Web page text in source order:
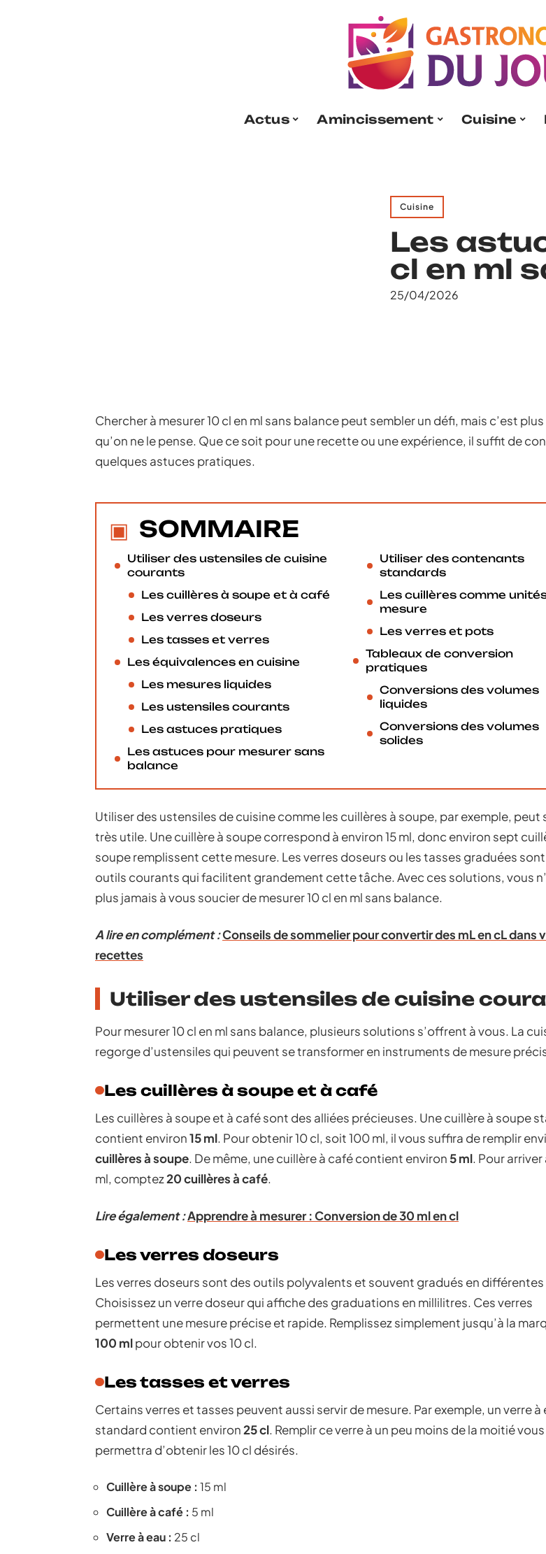
Actus Amincissement Cuisine
Cuisine
Les
cl en ml
25/04/2026
Chercher à mesurer 10 cl en ml sans balance peut sembler un défi, mais c’est
qu’on ne le pense. Que ce soit pour une recette ou une expérience, il suffit de
quelques astuces pratiques.
SOMMAIRE
Utiliser des ustensiles de cuisine
courants
Les cuillères à soupe et à café
Les verres doseurs
Les tasses et verres
Les équivalences en cuisine
Les mesures liquides
Les ustensiles courants
Les astuces pratiques
Les astuces pour mesurer sans
balance
Utiliser des contenants
standards
Les cuillères comme
mesure
Les verres et pots
Tableaux de conversion
pratiques
Conversions des volumes
liquides
Conversions des volumes
solides
Utiliser des ustensiles de cuisine comme les cuillères à soupe, par exemple, peut
très utile. Une cuillère à soupe correspond à environ 15 ml, donc environ sept
soupe remplissent cette mesure. Les verres doseurs ou les tasses graduées
outils courants qui facilitent grandement cette tâche. Avec ces solutions, vous
plus jamais à vous soucier de mesurer 10 cl en ml sans balance.
A lire en complément :Conseils de sommelier pour convertir des mL en cL dans
recettes
Utiliser des ustensiles de cuisine
Pour mesurer 10 cl en ml sans balance, plusieurs solutions s’offrent à vous. La
regorge d’ustensiles qui peuvent se transformer en instruments de mesure
Les cuillères à soupe et à café
Les cuillères à soupe et à café sont des alliées précieuses. Une cuillère à soupe
contient environ15 ml. Pour obtenir 10 cl, soit 100 ml, il vous suffira de remplir
cuillères à soupe. De même, une cuillère à café contient environ5 ml. Pour arriver
ml, comptez20 cuillères à café.
Lire également :Apprendre à mesurer : Conversion de 30 ml en cl
Les verres doseurs
Les verres doseurs sont des outils polyvalents et souvent gradués en différentes
Choisissez un verre doseur qui affiche des graduations en millilitres. Ces verres
permettent une mesure précise et rapide. Remplissez simplement jusqu’à la
100 mlpour obtenir vos 10 cl.
Les tasses et verres
Certains verres et tasses peuvent aussi servir de mesure. Par exemple, un verre à
standard contient environ25 cl. Remplir ce verre à un peu moins de la moitié vous
permettra d’obtenir les 10 cl désirés.
Cuillère à soupe : 15 ml
Cuillère à café : 5 ml
Verre à eau : 25 cl